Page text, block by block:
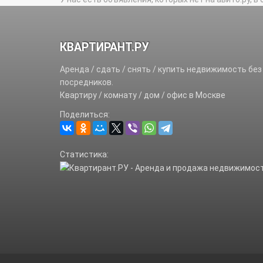
КВАРТИРАНТ.РУ
Аренда / сдать / снять / купить недвижимость без
посредников.
Квартиру / комнату / дом / офис в Москве
Поделиться:
Статистика: